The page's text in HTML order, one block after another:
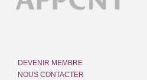
DEVENIR MEMBRE
NOUS CONTACTER